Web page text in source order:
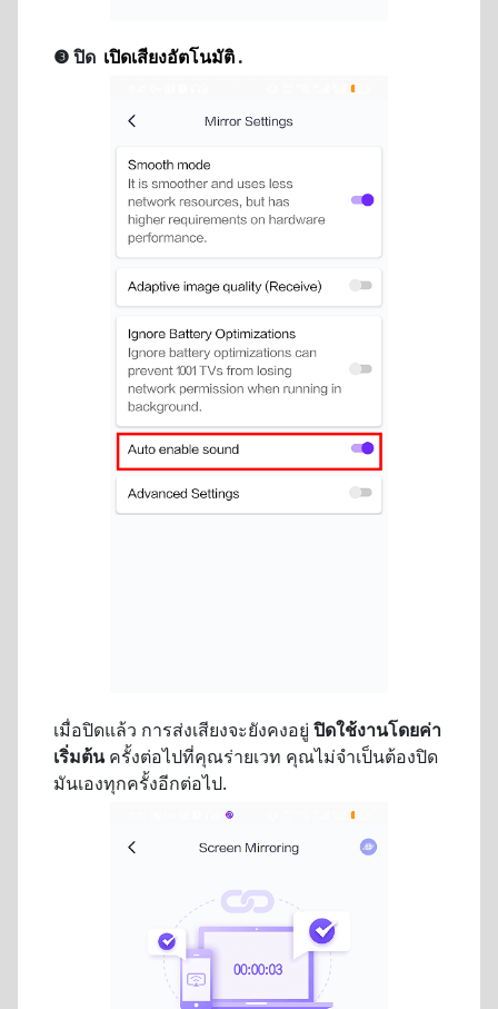
❸ ปิด เปิดเสียงอัตโนมัติ.
เมื่อปิดแล้ว การส่งเสียงจะยังคงอยู่ ปิดใช้งานโดยค่า
เริ่มต้นครั้งต่อไปที่คุณร่ายเวท คุณไม่จำเป็นต้องปิด
มันเองทุกครั้งอีกต่อไป.